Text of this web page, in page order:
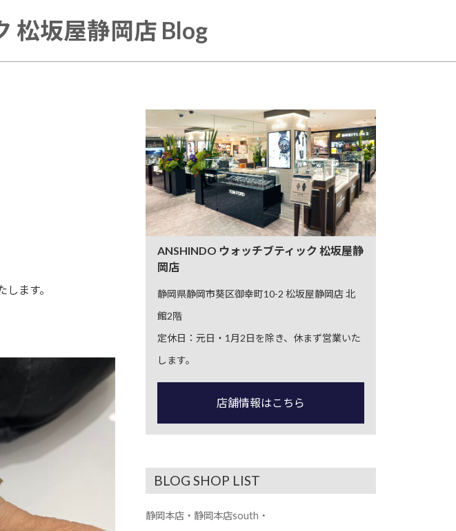
松坂屋静岡店 Blog
ます。
ANSHINDO ウォッチブティック 松坂屋静
岡店
静岡県静岡市葵区御幸町10-2 松坂屋静岡店 北
館2階
定休日：元日・1月2日を除き、休まず営業いた
します。
店舗情報はこちら
BLOG SHOP LIST
静岡本店・静岡本店south・